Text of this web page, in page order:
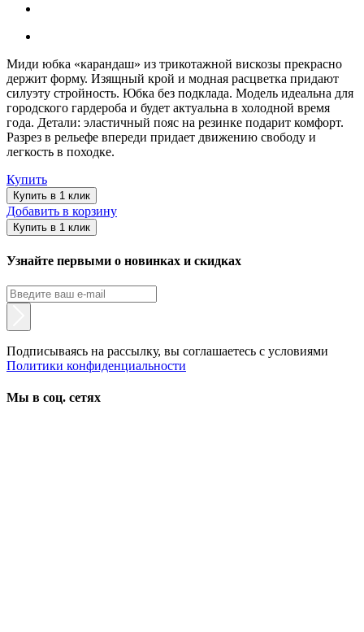
Миди юбка «карандаш» из трикотажной вискозы прекрасно
держит форму. Изящный крой и модная расцветка придают
силуэту стройность. Юбка без подклада. Модель идеальна для
городского гардероба и будет актуальна в холодной время
года. Детали: эластичный пояс на резинке подарит комфорт.
Разрез в рельефе впереди придает движению свободу и
легкость в походке.
Купить
Купить в 1 клик
Добавить в корзину
Купить в 1 клик
Узнайте первыми о новинках и скидках
Подписываясь на рассылку, вы соглашаетесь с условиями
Политики конфиденциальности
Мы в соц. сетях